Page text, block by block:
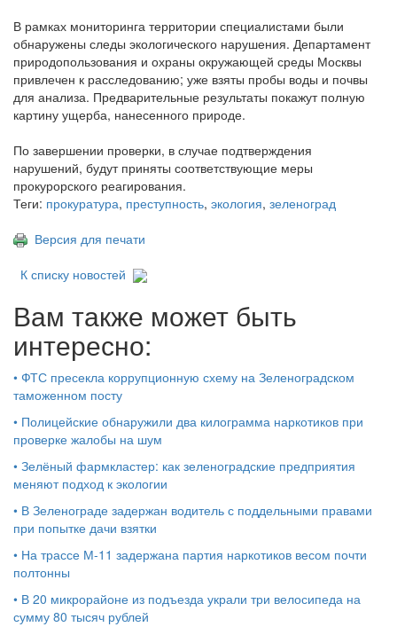
В рамках мониторинга территории специалистами были
обнаружены следы экологического нарушения. Департамент
природопользования и охраны окружающей среды Москвы
привлечен к расследованию; уже взяты пробы воды и почвы
для анализа. Предварительные результаты покажут полную
картину ущерба, нанесенного природе.
По завершении проверки, в случае подтверждения
нарушений, будут приняты соответствующие меры
прокурорского реагирования.
Теги: прокуратура, преступность, экология, зеленоград
Версия для печати
К списку новостей
Вам также может быть
интересно:
• ФТС пресекла коррупционную схему на Зеленоградском
таможенном посту
• Полицейские обнаружили два килограмма наркотиков при
проверке жалобы на шум
• Зелёный фармкластер: как зеленоградские предприятия
меняют подход к экологии
• В Зеленограде задержан водитель с поддельными правами
при попытке дачи взятки
• На трассе М-11 задержана партия наркотиков весом почти
полтонны
• В 20 микрорайоне из подъезда украли три велосипеда на
сумму 80 тысяч рублей